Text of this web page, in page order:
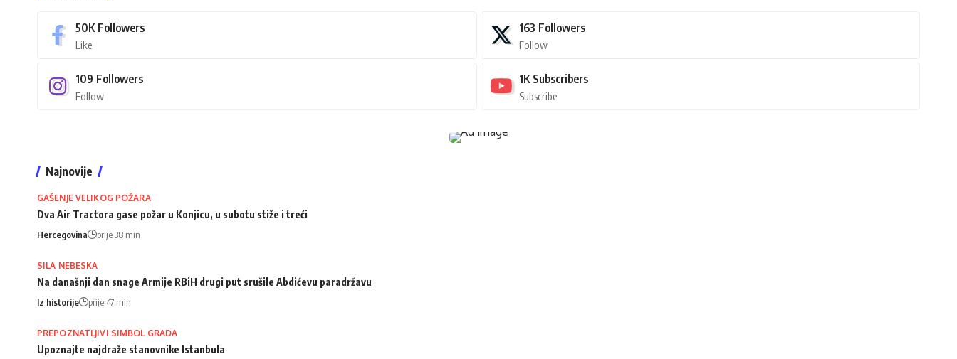
50K Followers
Like
163 Followers
Follow
109 Followers
Follow
1K Subscribers
Subscribe
Najnovije
GAŠENJE VELIKOG POŽARA
Dva Air Tractora gase požar u Konjicu, u subotu stiže i treći
Hercegovina prije 38 min
SILA NEBESKA
Na današnji dan snage Armije RBiH drugi put srušile Abdićevu paradržavu
Iz historije prije 47 min
PREPOZNATLJIVI SIMBOL GRADA
Upoznajte najdraže stanovnike Istanbula